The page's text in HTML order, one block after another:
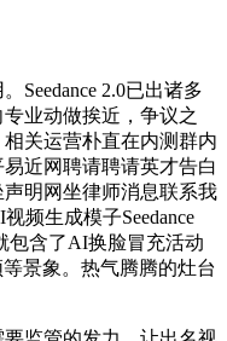
2.0已出诸多
业动做挨近，争议之
关运营朴直在内测群内
近网聘请聘请英才告白
明网坐律师消息联系我
频生成模子Seedance
包含了AI换脸冒充活动
景象。热气腾腾的灶台